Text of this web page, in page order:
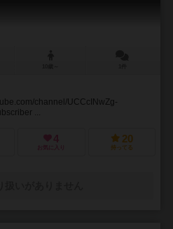
channel/UCCcINwZg-
...
4
お気に入り
20
持ってる